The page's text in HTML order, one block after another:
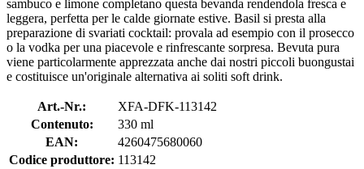
sambuco e limone completano questa bevanda rendendola fresca e
leggera, perfetta per le calde giornate estive. Basil si presta alla
preparazione di svariati cocktail: provala ad esempio con il prosecco
o la vodka per una piacevole e rinfrescante sorpresa. Bevuta pura
viene particolarmente apprezzata anche dai nostri piccoli buongustai
e costituisce un'originale alternativa ai soliti soft drink.
Art.-Nr.:
XFA-DFK-113142
Contenuto:
330 ml
EAN:
4260475680060
Codice produttore: 113142